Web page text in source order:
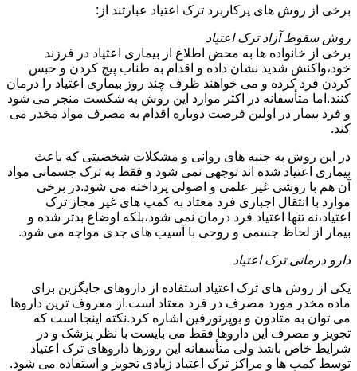
برخی از روش های پرکاربرد ترک اعتیاد عبارتند از:
روش سقوط آزاد ترک اعتیاد
برخی از خانواده ها به محض اطلاع از بیماری اعتیاد در فرزند
خود،واکنش شدید نشان داده و اقدام به طناب پیچ کردن و حبس
کردن فرد کرده و می خواهند ظرف چند روز بیماری اعتیاد را درمان
کنند.اما متأسفانه در اکثر موارد این روش به شکست منجر می شود
و فرد بیمار در اولین فرصت دوباره اقدام به مصرف مواد مخدر می
کند.
در این روش به جنبه های روانی و مشکلات شخصیتی که باعث
بیماری اعتیاد شده اند توجهی نمی شود و فقط به ترک جسمانی مواد
آن هم با روشی غیر علمی و اصولی پرداخته می شود.در برخی
موارد با انتقال اجباری فرد معتاد به کمپ های غیر مجاز ترک
اعتیاد،نه تنها اعتیاد فرد درمان نمی شود،بلکه اوضاع بدتر شده و
بیمار از لحاظ جسمی و روحی با آسیب های جدی مواجه می شود.
دارو درمانی ترک اعتیاد
یکی از روش های ترک اعتیاد استفاده از داروهای جایگزین برای
ماده مخدر مورد مصرف در فرد معتاد است.از معروف ترین داروها
می توان به متادون و بوپرنورفین اشاره کرد.نکته اینجا است که
تجویز و مصرف این داروها فقط می بایست با نظر پزشک و در
شرایط خاص باشد ولی متأسفانه این روزها داروهای ترک اعتیاد
توسط کمپ ها و مراکز ترک اعتیاد زیادی تجویز و استفاده می شود.